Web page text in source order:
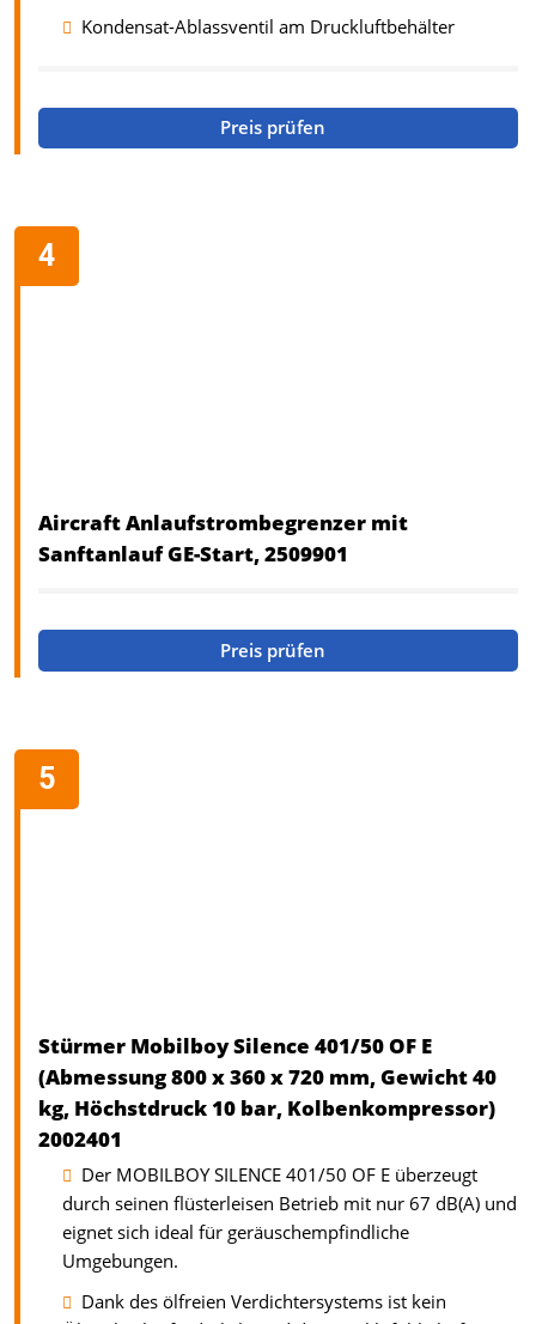
Kondensat-Ablassventil am Druckluftbehälter
Preis prüfen
Aircraft Anlaufstrombegrenzer mit
Sanftanlauf GE-Start, 2509901
Preis prüfen
Stürmer Mobilboy Silence 401/50 OF E
(Abmessung 800 x 360 x 720 mm, Gewicht 40
kg, Höchstdruck 10 bar, Kolbenkompressor)
2002401
Der MOBILBOY SILENCE 401/50 OF E überzeugt
durch seinen flüsterleisen Betrieb mit nur 67 dB(A) und
eignet sich ideal für geräuschempfindliche
Umgebungen.
Dank des ölfreien Verdichtersystems ist kein